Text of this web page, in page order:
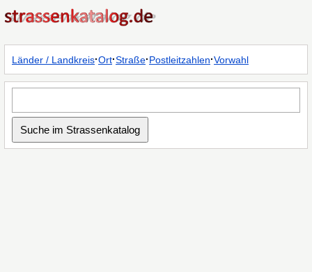
Länder / Landkreis·Ort·Straße·Postleitzahlen·Vorwahl